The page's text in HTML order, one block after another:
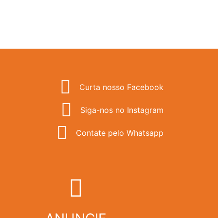
Curta nosso Facebook
Siga-nos no Instagram
Contate pelo Whatsapp